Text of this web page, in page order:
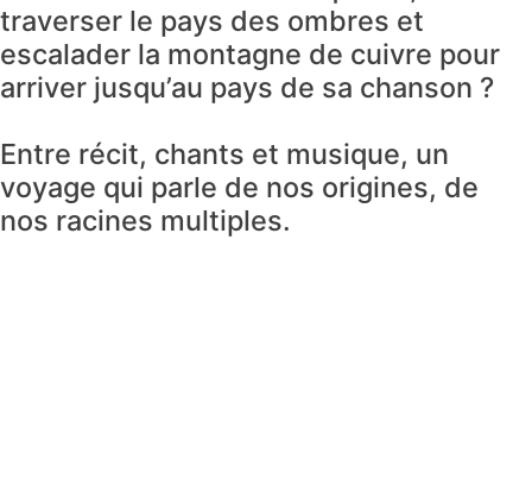
traverser le pays des ombres et
escalader la montagne de cuivre pour
arriver jusqu’au pays de sa chanson ?
Entre récit, chants et musique, un
voyage qui parle de nos origines, de
nos racines multiples.